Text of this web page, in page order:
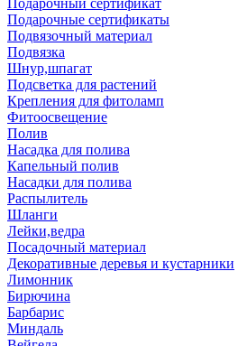
Подарочный сертификат
Подарочные сертификаты
Подвязочный материал
Подвязка
Шнур,шпагат
Подсветка для растений
Крепления для фитоламп
Фитоосвещение
Полив
Насадка для полива
Капельный полив
Насадки для полива
Распылитель
Шланги
Лейки,ведра
Посадочный материал
Декоративные деревья и кустарники
Лимонник
Бирючина
Барбарис
Миндаль